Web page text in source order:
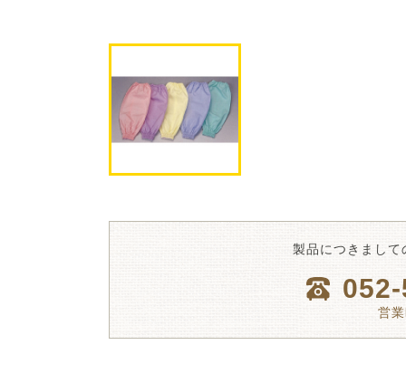
製品につきまし
営